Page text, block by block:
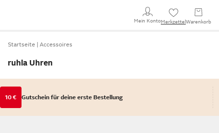
Mein KontoMerkzettel Warenkorb
Startseite Accessoires
ruhla Uhren
10 € Gutschein für deine erste Bestellung